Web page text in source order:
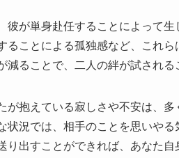
彼が単身赴任することによって
ることによる孤独感など、これ
減ることで、二人の絆が試される
が抱えている寂しさや不安は、
状況では、相手のことを思いや
り出すことができれば、あなた